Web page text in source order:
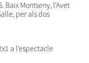
Baix Montseny, l'Avet
per als dos
a l'espectacle